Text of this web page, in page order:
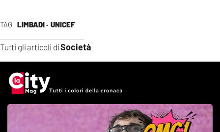
TAG LIMBADI · UNICEF
Tutti gli articoli diSocietà